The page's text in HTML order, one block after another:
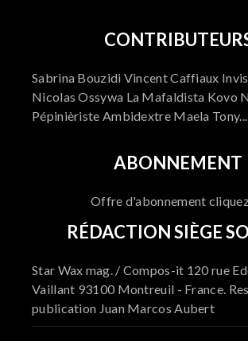
Sabrina Bouzidi Vincent Caffiaux
Nicolas Ossywa La Mafaldista Kovo
Pépinièriste Ambidextre Maela Tony...
ABONNEMENT
Offre d'abonnement
RÉDACTION SIÈGE
Star Wax mag. / Compos-it 120 rue
Vaillant 93100 Montreuil - France.
publication Juan Marcos Aubert